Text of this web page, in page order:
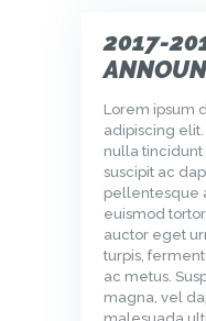
2017-
Lorem ipsum
adipiscing
nulla tincidunt
suscipit ac
pellentesque
euismod
auctor eget
turpis,
ac metus.
magna, vel